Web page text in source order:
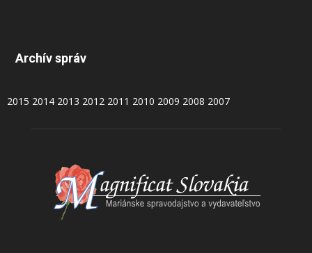
Archív správ
2015 2014 2013 2012 2011 2010 2009 2008 2007